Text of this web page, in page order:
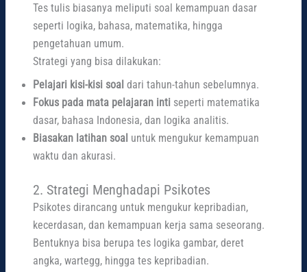
Tes tulis biasanya meliputi soal kemampuan dasar
seperti logika, bahasa, matematika, hingga
pengetahuan umum.
Strategi yang bisa dilakukan:
Pelajari kisi-kisi soal dari tahun-tahun sebelumnya.
Fokus pada mata pelajaran inti seperti matematika
dasar, bahasa Indonesia, dan logika analitis.
Biasakan latihan soal untuk mengukur kemampuan
waktu dan akurasi.
2. Strategi Menghadapi Psikotes
Psikotes dirancang untuk mengukur kepribadian,
kecerdasan, dan kemampuan kerja sama seseorang.
Bentuknya bisa berupa tes logika gambar, deret
angka, wartegg, hingga tes kepribadian.